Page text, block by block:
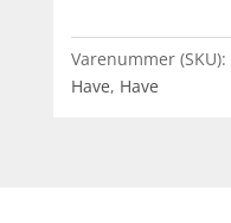
Varenummer (SKU):
Have, Have